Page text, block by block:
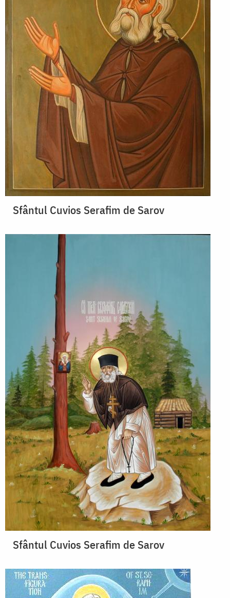
Sfântul Cuvios Serafim de Sarov
Sfântul Cuvios Serafim de Sarov